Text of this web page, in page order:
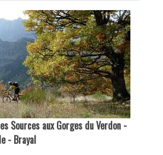
Sources aux Gorges du Verdon -
- Brayal